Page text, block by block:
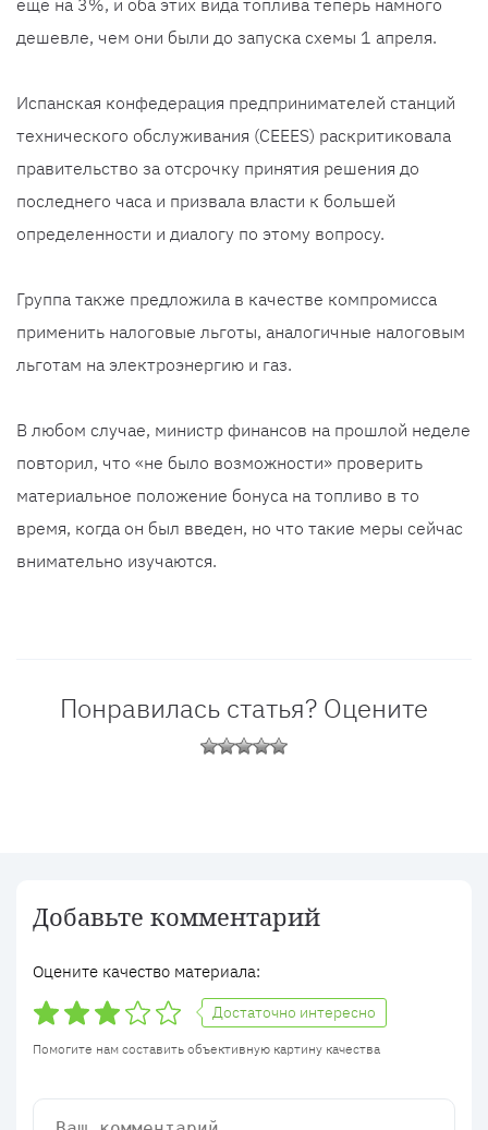
еще на 3%, и оба этих вида топлива теперь намного
дешевле, чем они были до запуска схемы 1 апреля.
Испанская конфедерация предпринимателей станций
технического обслуживания (CEEES) раскритиковала
правительство за отсрочку принятия решения до
последнего часа и призвала власти к большей
определенности и диалогу по этому вопросу.
Группа также предложила в качестве компромисса
применить налоговые льготы, аналогичные налоговым
льготам на электроэнергию и газ.
В любом случае, министр финансов на прошлой неделе
повторил, что «не было возможности» проверить
материальное положение бонуса на топливо в то
время, когда он был введен, но что такие меры сейчас
внимательно изучаются.
Понравилась статья? Оцените
Добавьте комментарий
Оцените качество материала:
Достаточно интересно
Помогите нам составить объективную картину качества